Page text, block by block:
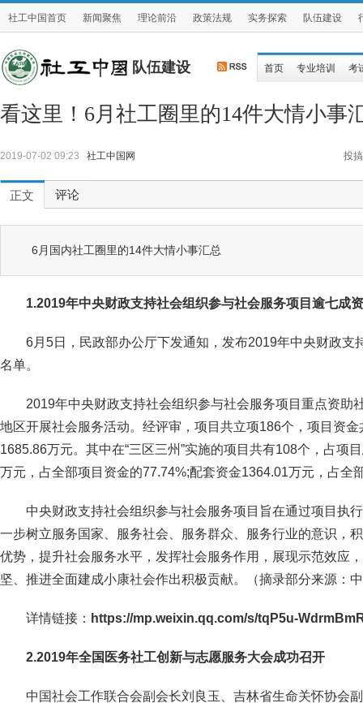
社工中国首页 新闻聚焦 理论前沿 政策法规 实务探索 队伍建设
队伍建设 首页 专业培训 考
看这里！6月社工圈里的14件大情小事
2019-07-02 09:23 社工中国网 投搞
正文 评论
6月国内社工圈里的14件大情小事汇总
1.2019年中央财政支持社会组织参与社会服务项目逾七成
6月5日，民政部办公厅下发通知，发布2019年中央财政支
名单。
2019年中央财政支持社会组织参与社会服务项目重点资助
地区开展社会服务活动。经评审，项目共立项186个，项目资
1685.86万元。其中在“三区三州”实施的项目共有108个，占项
万元，占全部项目资金的77.74%;配套资金1364.01万元，占全
中央财政支持社会组织参与社会服务项目旨在通过项目执
一步树立服务国家、服务社会、服务群众、服务行业的意识，
优势，提升社会服务水平，发挥社会服务作用，展现示范效应
坚、推进全面建成小康社会作出积极贡献。（摘录部分来源：
详情链接 ： https://mp.weixin.qq.com/s/tqP5u-
2.2019年全国医务社工创新与志愿服务大会成功召开
中国社会工作联合会副会长刘良玉、吉林省生命关怀协会